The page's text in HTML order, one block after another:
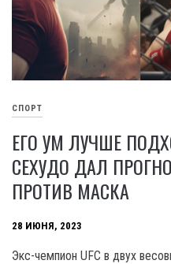
СПОРТ
ЕГО УМ ЛУЧШЕ
СЕХУДО ДАЛ
ПРОТИВ МАСКА
28 ИЮНЯ, 2023
Экс-чемпион UFC в двух